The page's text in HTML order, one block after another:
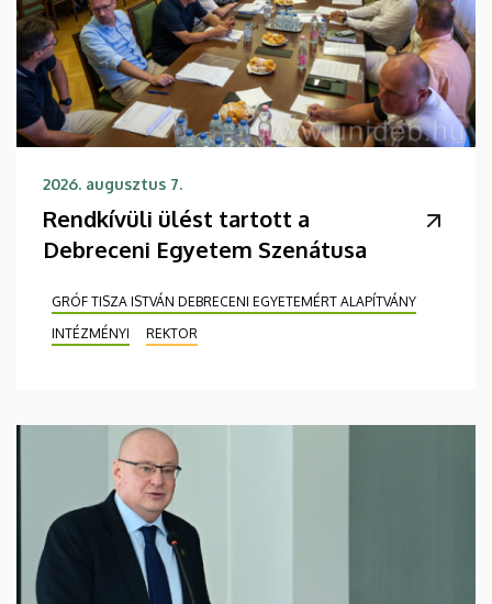
2026. augusztus 7.
Rendkívüli ülést tartott a
Debreceni Egyetem Szenátusa
GRÓF TISZA ISTVÁN DEBRECENI EGYETEMÉRT ALAPÍTVÁNY
INTÉZMÉNYI
REKTOR